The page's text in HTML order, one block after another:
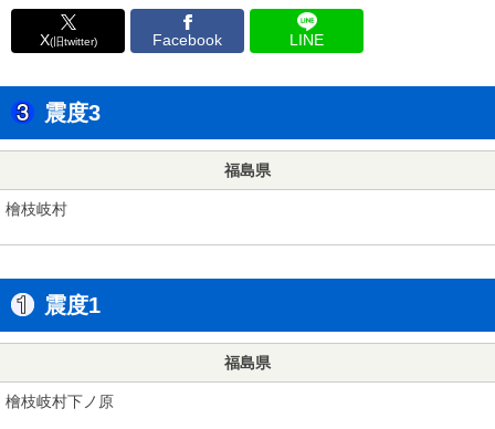
X(旧twitter) Facebook LINE
震度3
福島県
檜枝岐村
震度1
福島県
檜枝岐村下ノ原